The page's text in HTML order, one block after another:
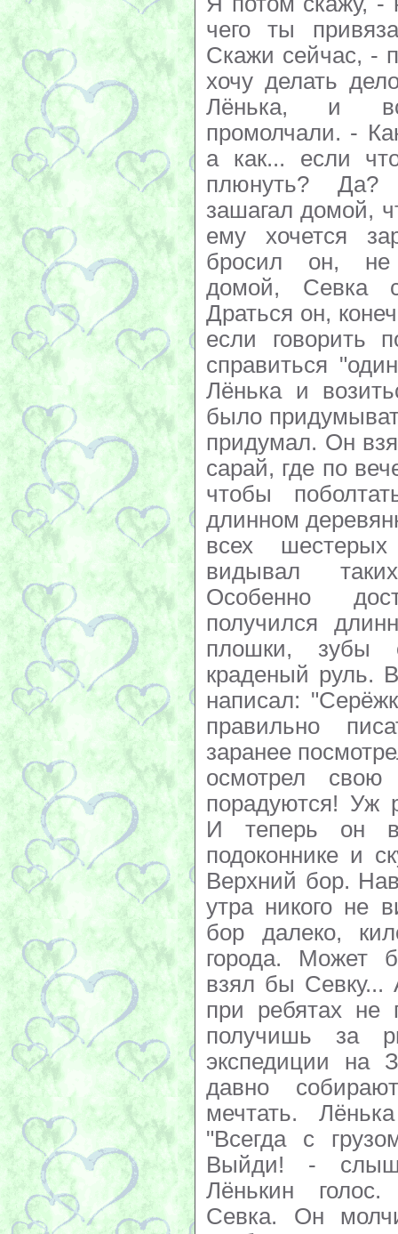
чего ты
Скажи сейчас, -
хочу делать
Лёнька, и
промолчали. -
а как... если
плюнуть? Да?
зашагал домой,
ему хочется
бросил он, не
домой, Севка
Драться он,
если говорить
справиться
Лёнька и
было
придумал. Он
сарай, где по
чтобы
длинном
всех
видывал
Особенно
получился
плошки, зубы
краденый руль.
написал:
правильно
заранее
осмотрел свою
порадуются! Уж
И теперь он
подоконнике и
Верхний бор.
утра никого не
бор далеко,
города. Может
взял бы Севку...
при ребятах не
получишь за
экспедиции на
давно
мечтать.
"Всегда с
Выйди! -
Лёнькин
Севка. Он